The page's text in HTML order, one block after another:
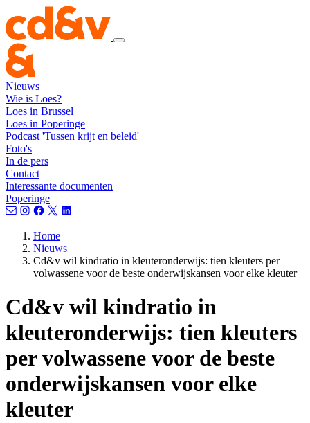
Nieuws
Wie is Loes?
Loes in Brussel
Loes in Poperinge
Podcast 'Tussen krijt en beleid'
Foto's
In de pers
Contact
Interessante documenten
Poperinge
Home
Nieuws
Cd&v wil kindratio in kleuteronderwijs: tien kleuters per
volwassene voor de beste onderwijskansen voor elke kleuter
Cd&v wil kindratio in
kleuteronderwijs: tien kleuters
per volwassene voor de beste
onderwijskansen voor elke
kleuter